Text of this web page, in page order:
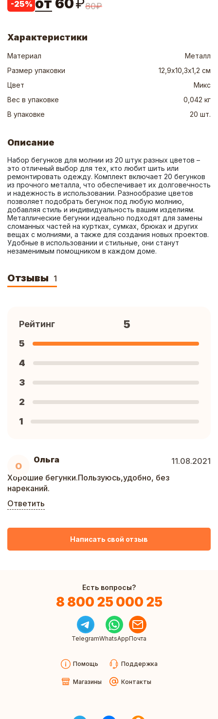
-25% от 60₽80₽
Характеристики
Материал
Металл
Размер упаковки
12,9х10,3х1,2 см
Цвет
Микс
Вес в упаковке
0,042 кг
В упаковке
20 шт.
Описание
Набор бегунков для молнии из 20 штук разных цветов –
это отличный выбор для тех, кто любит шить или
ремонтировать одежду. Комплект включает 20 бегунков
из прочного металла, что обеспечивает их долговечность
и надежность в использовании. Разнообразие цветов
позволяет подобрать бегунок под любую молнию,
добавляя стиль и индивидуальность вашим изделиям.
Металлические бегунки идеально подходят для замены
сломанных частей на куртках, сумках, брюках и других
вещах с молниями, а также для создания новых проектов.
Удобные в использовании и стильные, они станут
незаменимым помощником в каждом доме.
Отзывы 1
О
Ольга
11.08.2021
Хорошие бегунки.Пользуюсь,удобно, без
нареканий.
Ответить
Рейтинг 5
5
4
3
2
1
Написать свой отзыв
Есть вопросы?
8 800 25 000 25
TelegramWhatsAppПочта
Помощь Поддержка
Магазины Контакты